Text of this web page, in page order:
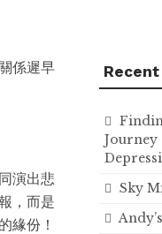
係遲早
演出悲
，而是
緣份！
Sky